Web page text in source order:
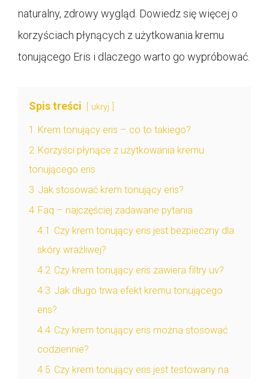
naturalny, zdrowy wygląd. Dowiedz się więcej o
korzyściach płynących z użytkowania kremu
tonującego Eris i dlaczego warto go wypróbować.
Spis treści ukryj
1 Krem tonujący eris – co to takiego?
2 Korzyści płynące z użytkowania kremu
tonującego eris
3 Jak stosować krem tonujący eris?
4 Faq – najczęściej zadawane pytania
4.1 Czy krem tonujący eris jest bezpieczny dla
skóry wrażliwej?
4.2 Czy krem tonujący eris zawiera filtry uv?
4.3 Jak długo trwa efekt kremu tonującego
eris?
4.4 Czy krem tonujący eris można stosować
codziennie?
4.5 Czy krem tonujący eris jest testowany na